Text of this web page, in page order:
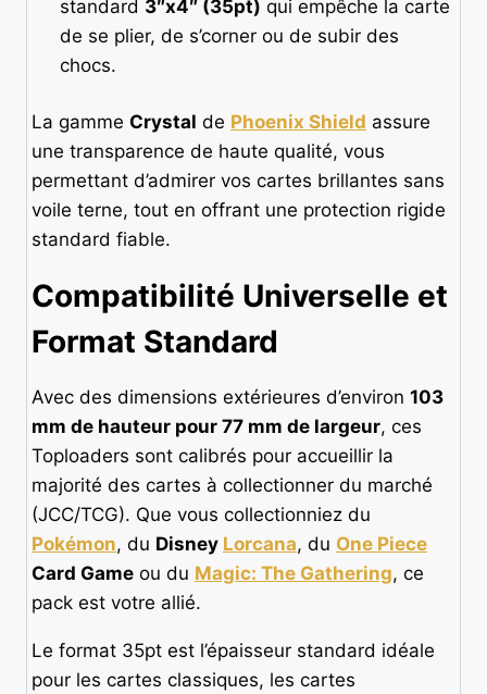
standard 3″x4″ (35pt) qui empêche la carte
de se plier, de s’corner ou de subir des
chocs.
La gamme Crystal de Phoenix Shield assure
une transparence de haute qualité, vous
permettant d’admirer vos cartes brillantes sans
voile terne, tout en offrant une protection rigide
standard fiable.
Compatibilité Universelle et
Format Standard
Avec des dimensions extérieures d’environ 103
mm de hauteur pour 77 mm de largeur, ces
Toploaders sont calibrés pour accueillir la
majorité des cartes à collectionner du marché
(JCC/TCG). Que vous collectionniez du
Pokémon, du Disney Lorcana, du One Piece
Card Game ou du Magic: The Gathering, ce
pack est votre allié.
Le format 35pt est l’épaisseur standard idéale
pour les cartes classiques, les cartes